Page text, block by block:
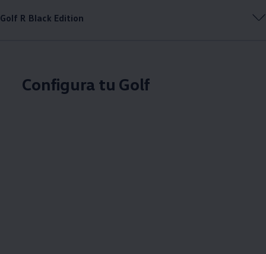
Golf R Black Edition
Configura tu Golf